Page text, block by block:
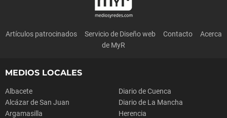
Artículos patrocinados Servicio de Diseño web Contacto
Acerca
de MyR
MEDIOS LOCALES
Albacete
Alcázar de San Juan
Argamasilla
Diario de Cuenca
Diario de La Mancha
Herencia